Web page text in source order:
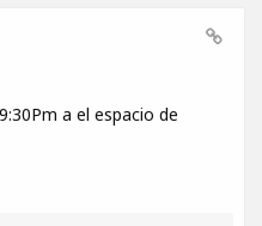
a el espacio de